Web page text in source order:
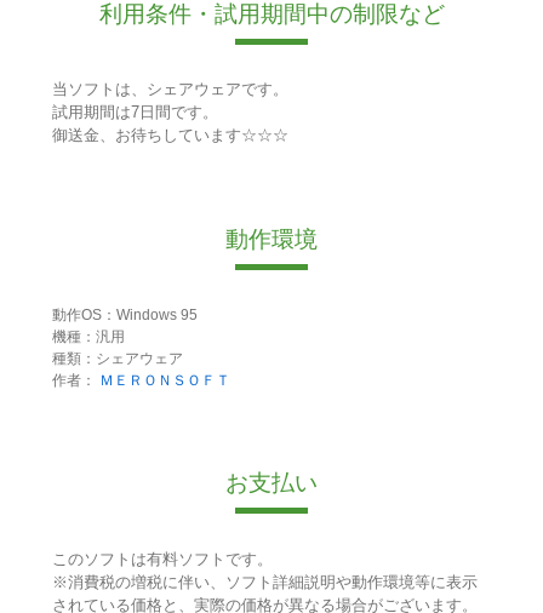
利用条件・試用期間中の制限など
当ソフトは、シェアウェアです。
試用期間は7日間です。
御送金、お待ちしています☆☆☆
動作環境
動作OS：Windows 95
機種：汎用
種類：シェアウェア
作者：
ＭＥＲＯＮＳＯＦＴ
お支払い
このソフトは有料ソフトです。
※消費税の増税に伴い、ソフト詳細説明や動作環境等に表示
されている価格と、実際の価格が異なる場合がございます。